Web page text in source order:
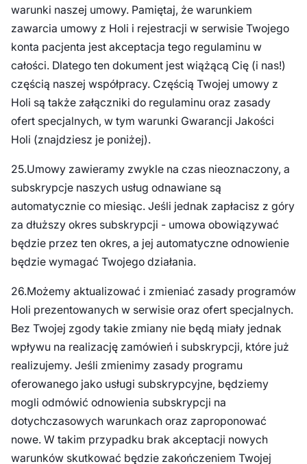
warunki naszej umowy. Pamiętaj, że warunkiem
zawarcia umowy z Holi i rejestracji w serwisie Twojego
konta pacjenta jest akceptacja tego regulaminu w
całości. Dlatego ten dokument jest wiążącą Cię (i nas!)
częścią naszej współpracy. Częścią Twojej umowy z
Holi są także załączniki do regulaminu oraz zasady
ofert specjalnych, w tym warunki Gwarancji Jakości
Holi (znajdziesz je poniżej).
25.Umowy zawieramy zwykle na czas nieoznaczony, a
subskrypcje naszych usług odnawiane są
automatycznie co miesiąc. Jeśli jednak zapłacisz z góry
za dłuższy okres subskrypcji - umowa obowiązywać
będzie przez ten okres, a jej automatyczne odnowienie
będzie wymagać Twojego działania.
26.Możemy aktualizować i zmieniać zasady programów
Holi prezentowanych w serwisie oraz ofert specjalnych.
Bez Twojej zgody takie zmiany nie będą miały jednak
wpływu na realizację zamówień i subskrypcji, które już
realizujemy. Jeśli zmienimy zasady programu
oferowanego jako usługi subskrypcyjne, będziemy
mogli odmówić odnowienia subskrypcji na
dotychczasowych warunkach oraz zaproponować
nowe. W takim przypadku brak akceptacji nowych
warunków skutkować będzie zakończeniem Twojej